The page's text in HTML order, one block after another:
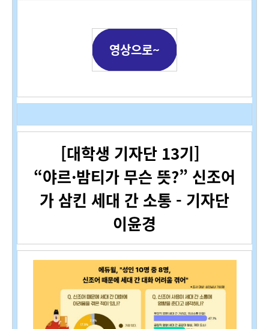
영상으로~
[대학생 기자단 13기]
“야르·밤티가 무슨 뜻?” 신조어
가 삼킨 세대 간 소통 - 기자단
이윤경